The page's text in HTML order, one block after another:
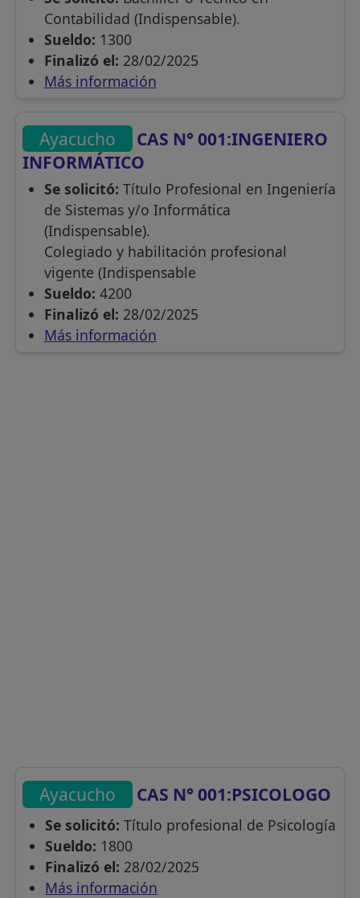
Contabilidad (Indispensable).
Sueldo: 1300
Finalizó el: 28/02/2025
Más información
Ayacucho
CAS N° 001:INGENIERO
INFORMÁTICO
Se solicitó: Título Profesional en Ingeniería
de Sistemas y/o Informática
(Indispensable).
Colegiado y habilitación profesional
vigente (Indispensable
Sueldo: 4200
Finalizó el: 28/02/2025
Más información
Ayacucho CAS N° 001:PSICOLOGO
Se solicitó: Título profesional de Psicología
Sueldo: 1800
Finalizó el: 28/02/2025
Más información